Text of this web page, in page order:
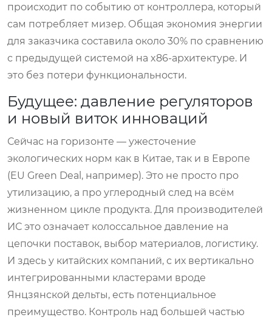
происходит по событию от контроллера, который
сам потребляет мизер. Общая экономия энергии
для заказчика составила около 30% по сравнению
с предыдущей системой на x86-архитектуре. И
это без потери функциональности.
Будущее: давление регуляторов
и новый виток инноваций
Сейчас на горизонте — ужесточение
экологических норм как в Китае, так и в Европе
(EU Green Deal, например). Это не просто про
утилизацию, а про углеродный след на всём
жизненном цикле продукта. Для производителей
ИС это означает колоссальное давление на
цепочки поставок, выбор материалов, логистику.
И здесь у китайских компаний, с их вертикально
интегрированными кластерами вроде
Янцзянской дельты, есть потенциальное
преимущество. Контроль над большей частью